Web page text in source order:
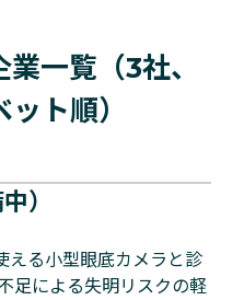
一覧（3社、
ト順）
）
る小型眼底カメラと診
足による失明リスクの軽